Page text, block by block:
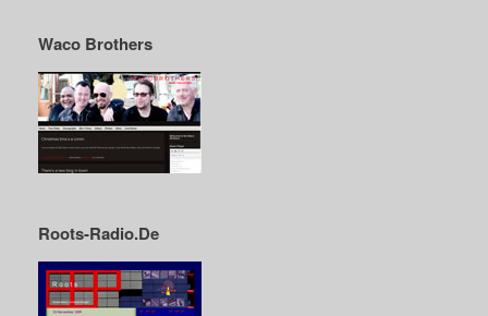
Waco Brothers
Roots-Radio.De